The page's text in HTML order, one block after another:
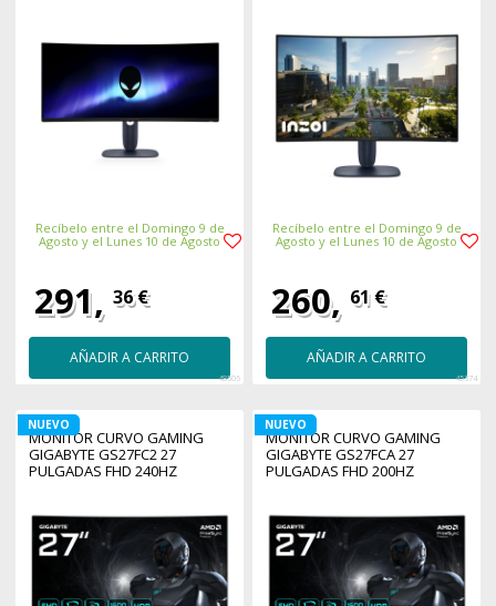
Recíbelo entre el Domingo 9 de
Agosto y el Lunes 10 de Agosto
291, 36 €
AÑADIR A CARRITO
48506
Recíbelo entre el Domingo 9 de
Agosto y el Lunes 10 de Agosto
260, 61 €
AÑADIR A CARRITO
45374
MONITOR CURVO GAMING
GIGABYTE GS27FC2 27
PULGADAS FHD 240HZ
NUEVO
MONITOR CURVO GAMING
GIGABYTE GS27FCA 27
PULGADAS FHD 200HZ
NUEVO